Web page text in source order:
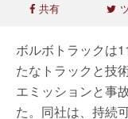
共有
ボルボトラックは
たなトラックと技
エミッションと事
た。同社は、持続